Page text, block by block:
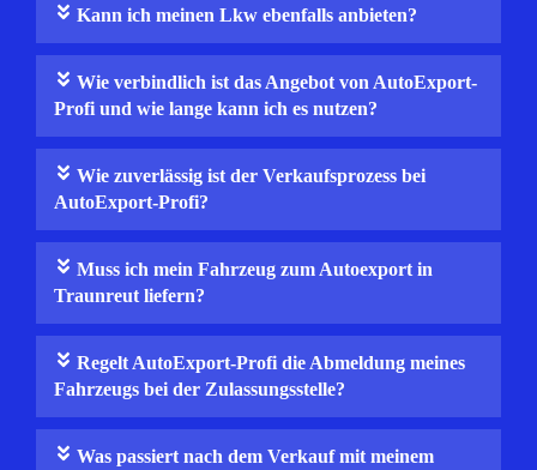
Kann ich meinen Lkw ebenfalls anbieten?
Wie verbindlich ist das Angebot von AutoExport-
Profi und wie lange kann ich es nutzen?
Wie zuverlässig ist der Verkaufsprozess bei
AutoExport-Profi?
Muss ich mein Fahrzeug zum Autoexport in
Traunreut liefern?
Regelt AutoExport‑Profi die Abmeldung meines
Fahrzeugs bei der Zulassungsstelle?
Was passiert nach dem Verkauf mit meinem